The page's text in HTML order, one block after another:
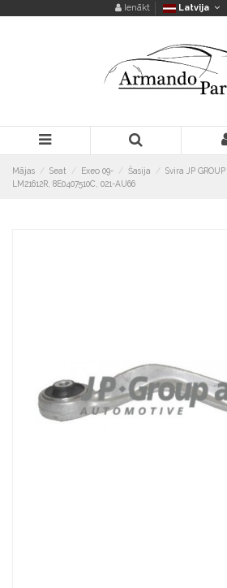
Ienākt Latvija
Mājas Seat Exeo 09- Šasija
Svira JP GROUP
LM21612R, 8E0407510C, 021-AU66